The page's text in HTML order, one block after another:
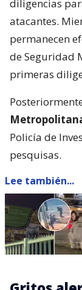
diligencias
atacantes.
permanecen
de Seguridad
primeras
Policía de
pesquisas.
Lee también...